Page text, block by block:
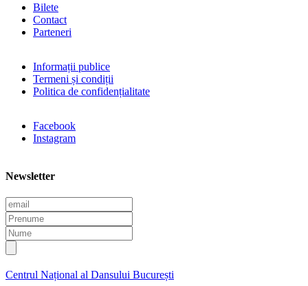
Bilete
Contact
Parteneri
Informații publice
Termeni și condiții
Politica de confidențialitate
Facebook
Instagram
Newsletter
E
m
a
i
l
P
r
e
n
m
N
u
m
e
Centrul Național al Dansului București